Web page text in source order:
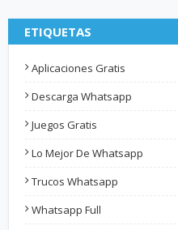
ETIQUETAS
Aplicaciones Gratis
Descarga Whatsapp
Juegos Gratis
Lo Mejor De Whatsapp
Trucos Whatsapp
Whatsapp Full